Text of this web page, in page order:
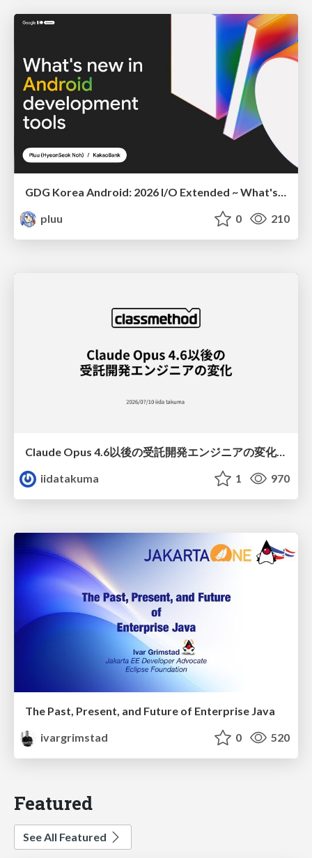
GDG Korea Android: 2026 I/O Extended ~ What's new in Android development tools
pluu
0 210
Claude Opus 4.6以後の受託開発エンジニアの変化(Claude Code開発ノウハウ大公開スペシャルbyクラスメソッド)
iidatakuma
1 970
The Past, Present, and Future of Enterprise Java
ivargrimstad
0 520
Featured
See All Featured